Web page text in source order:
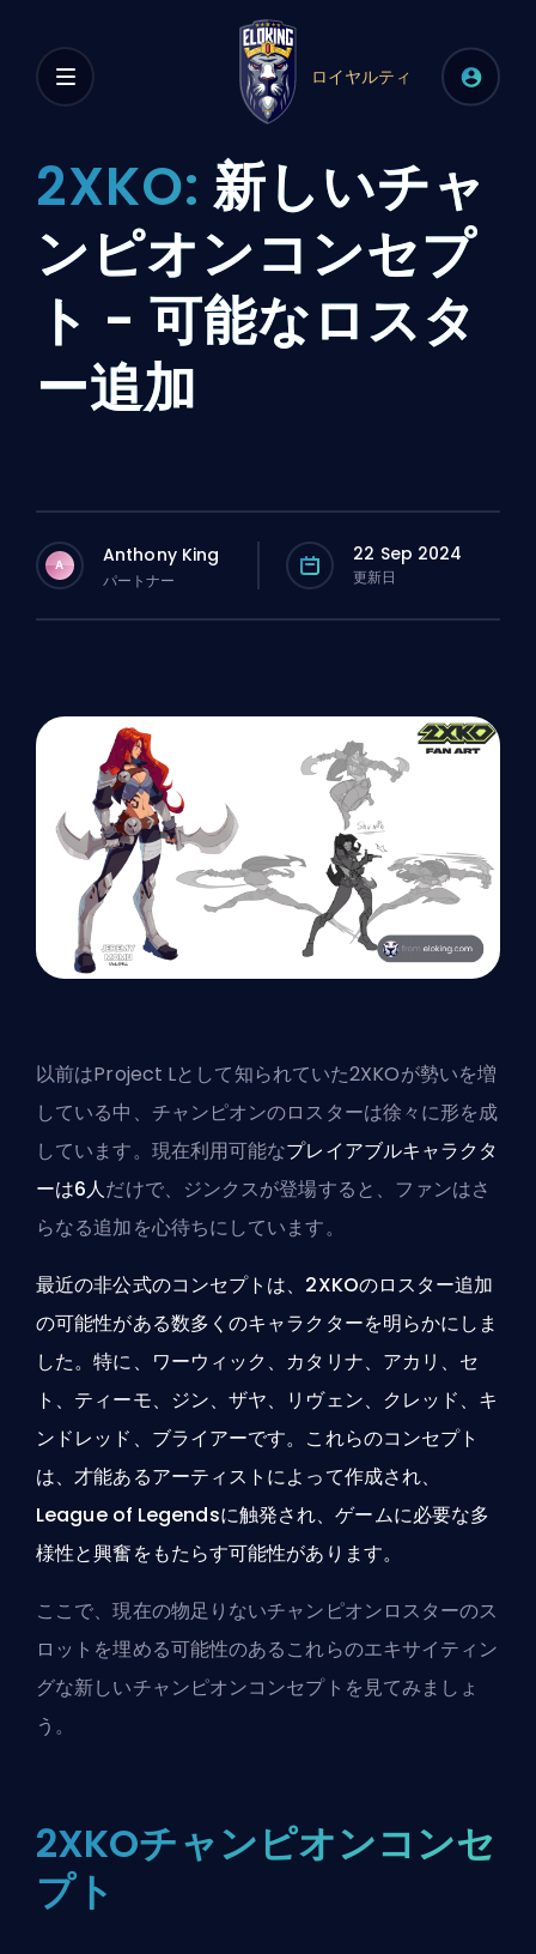
ロイヤルティ
2XKO: 新しいチャ
ンピオンコンセプ
ト - 可能なロスタ
ー追加
A Anthony King
パートナー
22 Sep 2024
更新日
以前はProject Lとして知られていた2XKOが勢いを増
している中、チャンピオンのロスターは徐々に形を成
しています。現在利用可能なプレイアブルキャラクタ
ーは6人だけで、ジンクスが登場すると、ファンはさ
らなる追加を心待ちにしています。
最近の非公式のコンセプトは、2XKOのロスター追加
の可能性がある数多くのキャラクターを明らかにしま
した。特に、ワーウィック、カタリナ、アカリ、セ
ト、ティーモ、ジン、ザヤ、リヴェン、クレッド、キ
ンドレッド、ブライアーです。これらのコンセプト
は、才能あるアーティストによって作成され、
League of Legendsに触発され、ゲームに必要な多
様性と興奮をもたらす可能性があります。
ここで、現在の物足りないチャンピオンロスターのス
ロットを埋める可能性のあるこれらのエキサイティン
グな新しいチャンピオンコンセプトを見てみましょ
う。
2XKOチャンピオンコンセ
プト